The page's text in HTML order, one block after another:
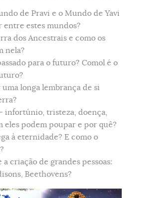
de Pravi e o Mundo de Yavi
entre estes mundos?
dos Ancestrais e como os
nela?
para o futuro? Comol é o
longa lembrança de si
infortúnio, tristeza, doença,
eles podem poupar e por quê?
à eternidade? E como o
a criação de grandes pessoas:
Beethovens?